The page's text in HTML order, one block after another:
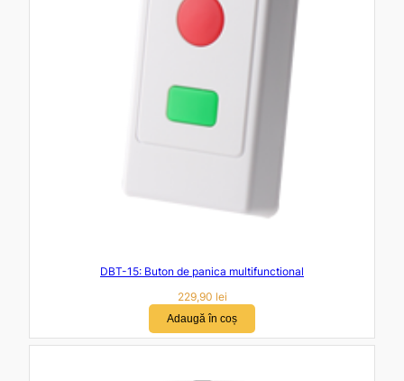
DBT-15: Buton de panica multifunctional
229,90 lei
Adaugă în coș